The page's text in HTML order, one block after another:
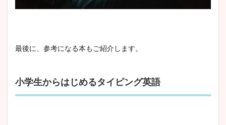
最後に、参考になる本もご紹介します。
小学生からはじめるタイピング英語